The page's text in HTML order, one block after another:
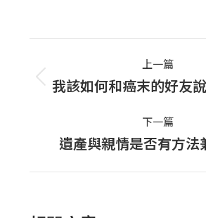
navigation
上一篇
上
篇
文
章：
我該如何和癌末的好友
下一篇
下
遺產與親情是否有方法